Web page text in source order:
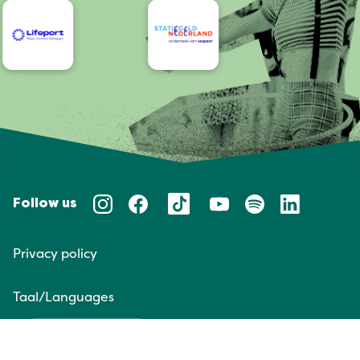
Follow us
Privacy policy
Taal/Languages